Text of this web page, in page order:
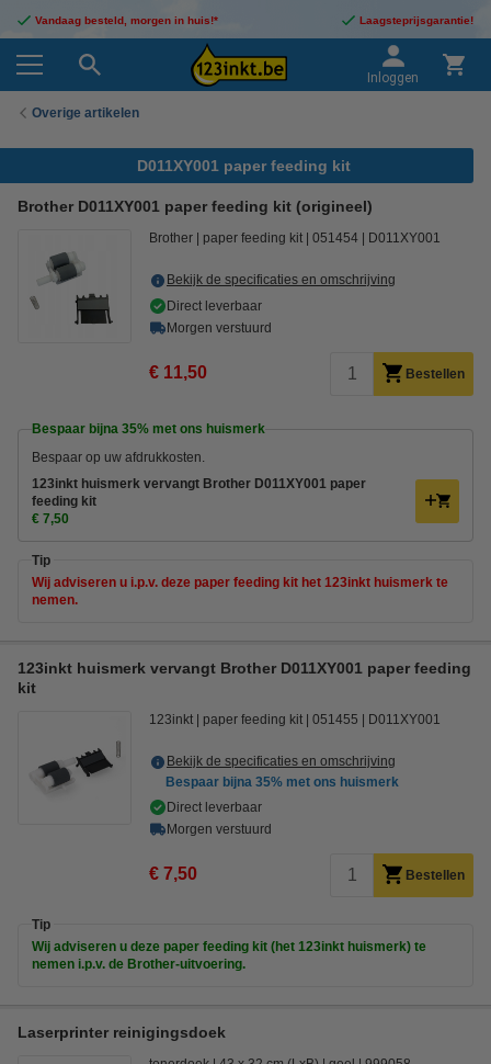
Vandaag besteld, morgen in huis!* Laagsteprijsgarantie!
Inloggen
Overige artikelen
D011XY001 paper feeding kit
Brother D011XY001 paper feeding kit (origineel)
Brother paper feeding kit 051454 D011XY001
Bekijk de specificaties en omschrijving
Direct leverbaar
Morgen verstuurd
€ 11,50 Bestellen
Bespaar bijna 35% met ons huismerk
Bespaar op uw afdrukkosten.
123inkt huismerk vervangt Brother D011XY001 paper
feeding kit
€ 7,50
Tip
Wij adviseren u i.p.v. deze paper feeding kit het 123inkt huismerk te
nemen.
123inkt huismerk vervangt Brother D011XY001 paper feeding
kit
123inkt paper feeding kit 051455 D011XY001
Bekijk de specificaties en omschrijving
Bespaar bijna 35% met ons huismerk
Direct leverbaar
Morgen verstuurd
€ 7,50 Bestellen
Tip
Wij adviseren u deze paper feeding kit (het 123inkt huismerk) te
nemen i.p.v. de Brother-uitvoering.
Laserprinter reinigingsdoek